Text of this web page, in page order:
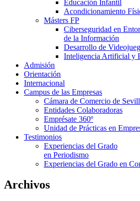
Educación Infantil
Acondicionamiento
Másters FP
Ciberseguridad en
de la Información
Desarrollo de
Inteligencia Artificial y
Admisión
Orientación
Internacional
Campus de las Empresas
Cámara de Comercio de
Entidades Colaboradoras
Emprésate 360º
Unidad de Prácticas en
Testimonios
Experiencias del Grado
en Periodismo
Experiencias del Grado en
Archivos